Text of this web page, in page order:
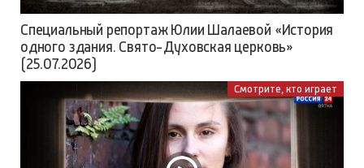
Специальный репортаж Юлии Шалаевой «История
одного здания. Свято-Духовская церковь»
(25.07.2026)
Смотрите, кто играет